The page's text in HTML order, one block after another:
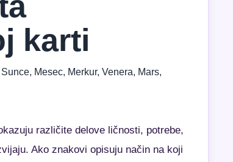
karti
Mesec, Merkur, Venera, Mars,
različite delove ličnosti, potrebe,
Ako znakovi opisuju način na koji